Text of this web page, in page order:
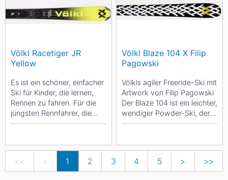
Völkl Racetiger JR
Yellow
Es ist ein schöner, einfacher
Ski für Kinder, die lernen,
Rennen zu fahren. Für die
jüngsten Rennfahrer, die
noch nicht bereit für...
Völkl Blaze 104 X Filip
Pagowski
Völkls agiler Freeride-Ski mit
Artwork von Filip Pagowski
Der Blaze 104 ist ein leichter,
wendiger Powder-Ski, der
speziell auf...
<< < 1 2 3 4 5 > >>